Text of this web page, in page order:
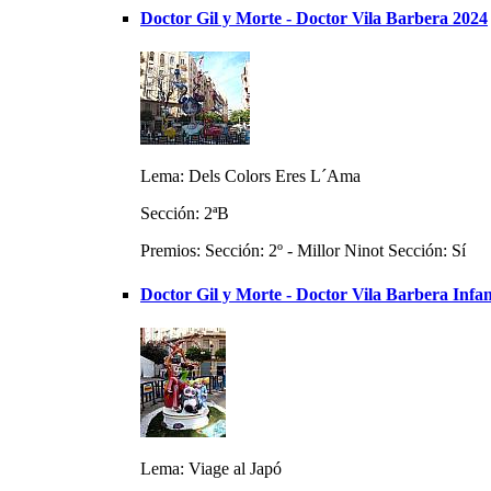
Doctor Gil y Morte - Doctor Vila Barbera 2024
Lema: Dels Colors Eres L´Ama
Sección: 2ªB
Premios: Sección: 2º - Millor Ninot Sección: Sí
Doctor Gil y Morte - Doctor Vila Barbera
Lema: Viage al Japó